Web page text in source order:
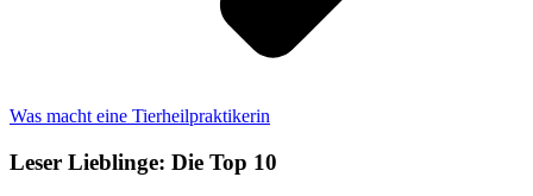
Was macht eine Tierheilpraktikerin
Leser Lieblinge: Die Top 10